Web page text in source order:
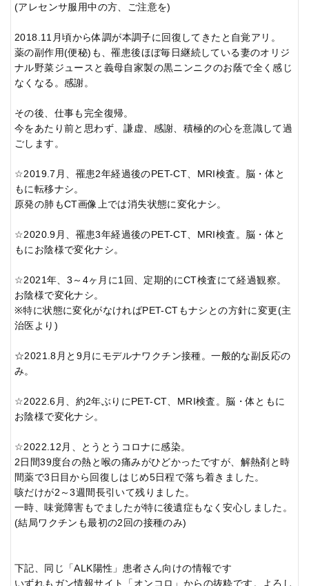
(アレセンサ服用中の方、ご注意を)
2018.11月頃から体調が本調子に回復してきたと自覚アリ。
薬の副作用(便秘)も、罹患後ほぼ毎日継続している妻のオリジ
ナル野菜ジュースと義母自家製の黒ニンニクのお蔭で全く感じ
なくなる。感謝。
その後、仕事も完全復帰。
今をあたり前と思わず、謙虚、感謝、積極的の心を意識して過
ごします。
☆2019.7月、罹患2年経過後のPET-CT、MRI検査。脳・体と
もに転移ナシ。
原発の肺もCT画像上では消失状態に変化ナシ。
☆2020.9月、罹患3年経過後のPET-CT、MRI検査。脳・体と
もにお陰様で変化ナシ。
☆2021年、3～4ヶ月に1回、定期的にCT検査にて経過観察。
お陰様で変化ナシ。
※特に状態に変化がなければPET-CTもナシとの方針に変更(主
治医より)
☆2021.8月と9月にモデルナワクチン接種。一般的な副反応の
み。
☆2022.6月、約2年ぶりにPET-CT、MRI検査。脳・体ともに
お陰様で変化ナシ。
☆2022.12月、とうとうコロナに感染。
2日間39度台の熱と喉の痛みがひどかったですが、解熱剤と時
間薬で3日目から回復しはじめ5日程で落ち着きました。
咳だけが2～3週間長引いて残りました。
一時、味覚障害もでましたが特に後遺症もなく安心しました。
(結局ワクチンも最初の2回の接種のみ)
下記、同じ「ALK陽性」患者さん向けの情報です
いずれもガン情報サイト「オンコロ」からの抜粋です。よろし